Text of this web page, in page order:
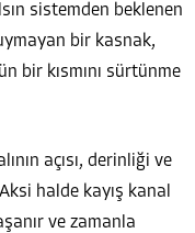
sistemden beklenen
bir kasnak,
bir kısmını sürtünme
açısı, derinliği ve
halde kayış kanal
ve zamanla